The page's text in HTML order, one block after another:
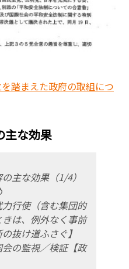
踏まえた政府の取組につ
主な効果
主な効果（1/4）
行使（含む集団的
は、例外なく事前
抜け道ふさぐ】
の監視／検証【政